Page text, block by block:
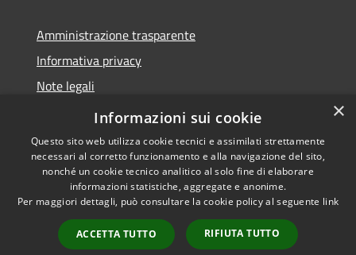
Amministrazione trasparente
Informativa privacy
Note legali
Dichiarazione di accessibilità
Accessibilità
Copyright © 2026 • Comune di
San Vito Lo Capo • Powered by
Municipium•
Accesso
redazione
×
Informazioni sui cookie
Questo sito web utilizza cookie tecnici e assimilati strettamente
necessari al corretto funzionamento e alla navigazione del sito,
nonché un cookie tecnico analitico al solo fine di elaborare
informazioni statistiche, aggregate e anonime.
Per maggiori dettagli, può consultare la cookie policy al seguente link
ACCETTA TUTTO RIFIUTA TUTTO